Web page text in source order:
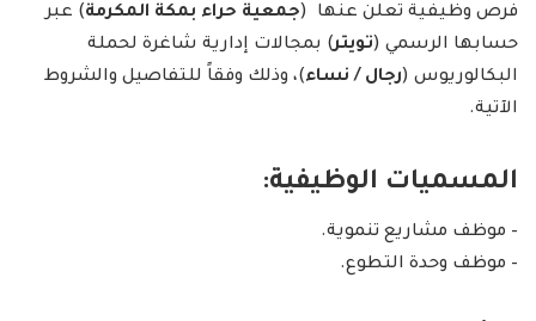
فرص وظيفية تعلن عنها (جمعية حراء بمكة المكرمة) عبر
حسابها الرسمي (تويتر) بمجالات إدارية شاغرة لحملة
البكالوريوس (رجال / نساء)، وذلك وفقاً للتفاصيل والشروط
الآتية.
المسميات الوظيفية:
– موظف مشاريع تنموية.
– موظف وحدة التطوع.